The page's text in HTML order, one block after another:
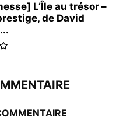
L’Île au trésor –
de David